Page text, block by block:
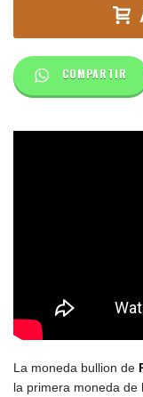
COMPARTIR
La moneda bullion de
la primera moneda de